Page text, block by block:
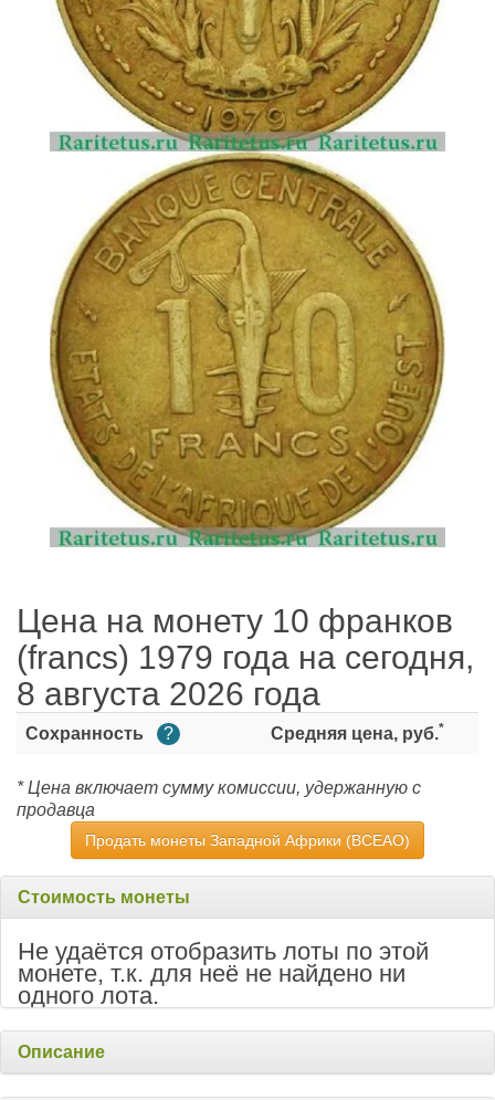
Цена на монету 10 франков
(francs) 1979 года на сегодня,
8 августа 2026 года
Сохранность ? Средняя цена, руб.*
* Цена включает сумму комиссии, удержанную с
продавца
Продать монеты Западной Африки (BCEAO)
Стоимость монеты
Не удаётся отобразить лоты по этой
монете, т.к. для неё не найдено ни
одного лота.
Описание